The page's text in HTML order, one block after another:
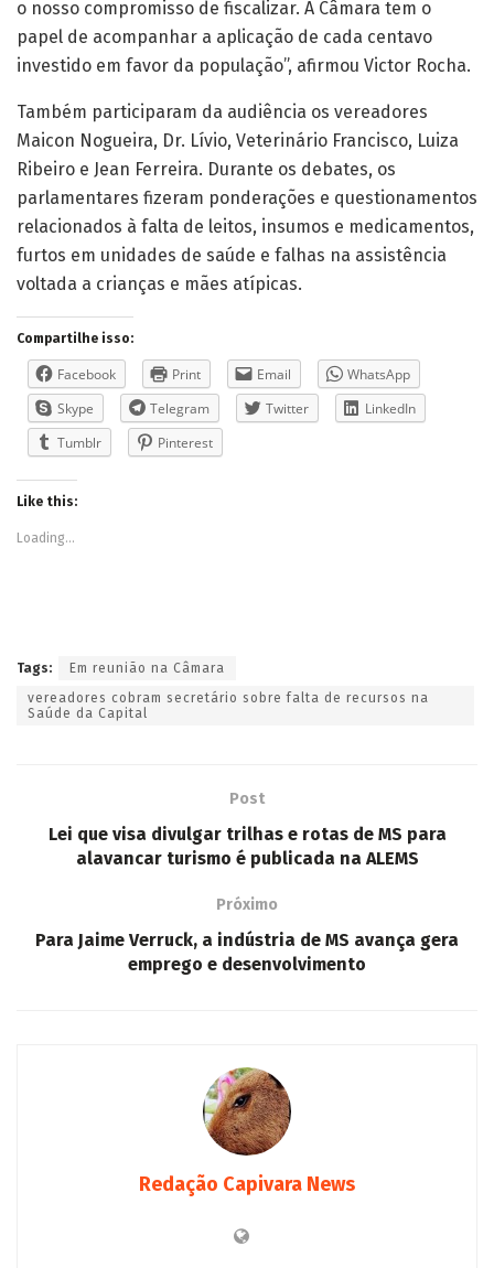
o nosso compromisso de fiscalizar. A Câmara tem o
papel de acompanhar a aplicação de cada centavo
investido em favor da população”, afirmou Victor Rocha.
Também participaram da audiência os vereadores
Maicon Nogueira, Dr. Lívio, Veterinário Francisco, Luiza
Ribeiro e Jean Ferreira. Durante os debates, os
parlamentares fizeram ponderações e questionamentos
relacionados à falta de leitos, insumos e medicamentos,
furtos em unidades de saúde e falhas na assistência
voltada a crianças e mães atípicas.
Compartilhe isso:
Facebook Print Email
WhatsApp
Skype
Telegram Twitter
LinkedIn
Tumblr
Pinterest
Like this:
Loading...
Tags:
Em reunião na Câmara
vereadores cobram secretário sobre falta de recursos na
Saúde da Capital
Post
Lei que visa divulgar trilhas e rotas de MS para
alavancar turismo é publicada na ALEMS
Próximo
Para Jaime Verruck, a indústria de MS avança gera
emprego e desenvolvimento
Redação Capivara News